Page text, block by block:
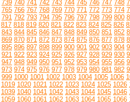
739 740 741 742 743 744 745 746 747 748
765 766 767 768 769 770 771 772 773 774
791 792 793 794 795 796 797 798 799 800
817 818 819 820 821 822 823 824 825 826
843 844 845 846 847 848 849 850 851 852
869 870 871 872 873 874 875 876 877 878
895 896 897 898 899 900 901 902 903 904
921 922 923 924 925 926 927 928 929 930
947 948 949 950 951 952 953 954 955 956
973 974 975 976 977 978 979 980 981 982
999 1000 1001 1002 1003 1004 1005 1006
1019 1020 1021 1022 1023 1024 1025 1026
1039 1040 1041 1042 1043 1044 1045 1046
1059 1060 1061 1062 1063 1064 1065 1066